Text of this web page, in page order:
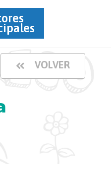
VOLVER